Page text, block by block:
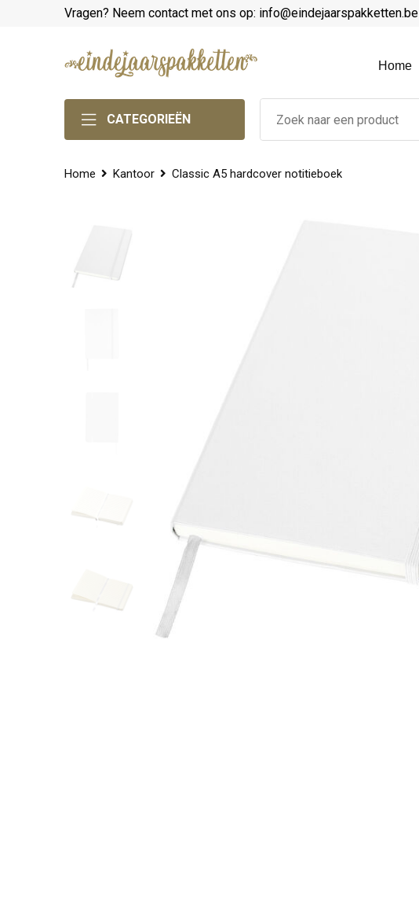
Vragen? Neem contact met ons op: info@eindejaarspakketten.be
Home
CATEGORIEËN
Home Kantoor Classic A5 hardcover notitieboek